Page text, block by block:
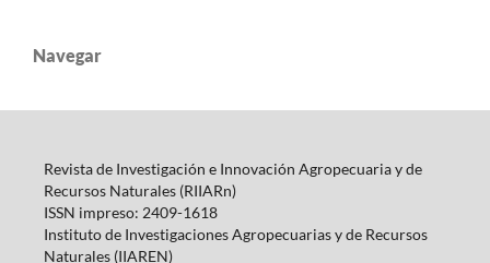
Navegar
Revista de Investigación e Innovación Agropecuaria y de
Recursos Naturales (RIIARn)
ISSN impreso: 2409-1618
Instituto de Investigaciones Agropecuarias y de Recursos
Naturales (IIAREN)